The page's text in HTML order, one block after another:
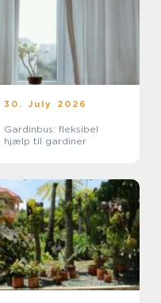
30. July 2026
Gardinbus: fleksibel
hjælp til gardiner